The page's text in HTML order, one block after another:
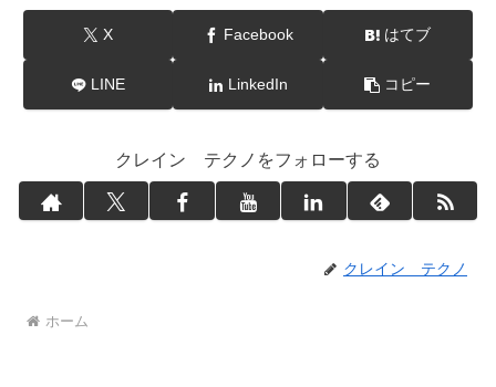
X Facebook はてブ
LINE LinkedIn コピー
クレイン テクノをフォローする
クレイン テクノ
ホーム